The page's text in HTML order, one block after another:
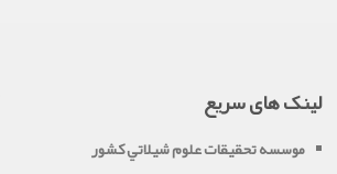
لینک های سریع
موسسه تحقيقات علوم شيلاتي کشور